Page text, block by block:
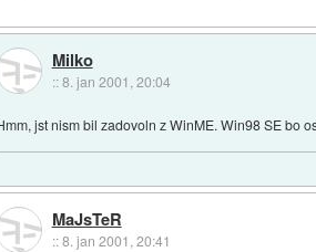
Milko
::8. jan 2001, 20:04
jst nism bil zadovoln z WinME. Win98 SE bo
MaJsTeR
::8. jan 2001, 20:41